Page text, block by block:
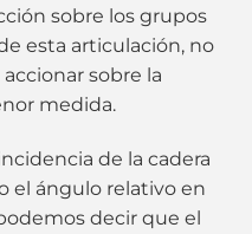
sobre los grupos
esta articulación, no
sobre la
medida.
de la cadera
el ángulo relativo en
decir que el